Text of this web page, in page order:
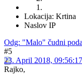
Lokacija: Krtina
Naslov IP
Odg: "Malo" čudni
#5
23. April 2018, 09:56:17
Rajko,